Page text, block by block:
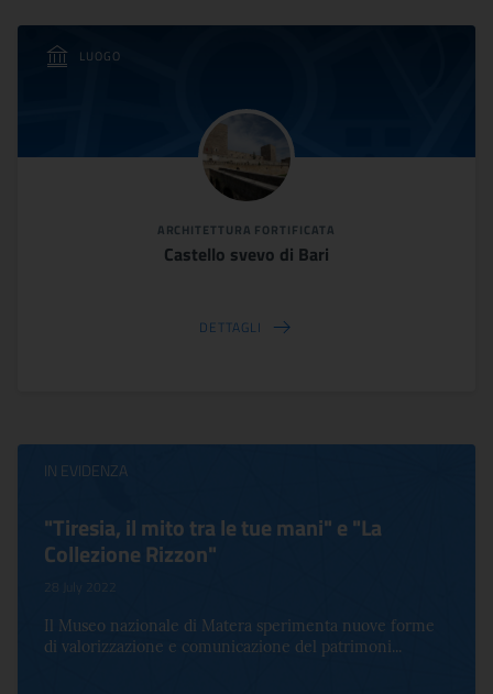
LUOGO
ARCHITETTURA FORTIFICATA
Castello svevo di Bari
DETTAGLI
IN EVIDENZA
"Tiresia, il mito tra le tue mani" e "La
Collezione Rizzon"
28 July 2022
Il Museo nazionale di Matera sperimenta nuove forme
di valorizzazione e comunicazione del patrimoni...